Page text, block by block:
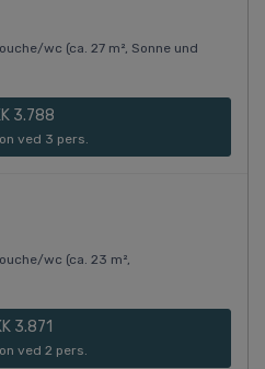
wc (ca. 27 m², Sonne und
3.788
ved 3 pers.
wc (ca. 23 m²,
3.871
ved 2 pers.